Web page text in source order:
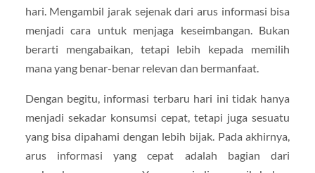
hari. Mengambil jarak sejenak dari arus informasi bisa
menjadi cara untuk menjaga keseimbangan. Bukan
berarti mengabaikan, tetapi lebih kepada memilih
mana yang benar-benar relevan dan bermanfaat.
Dengan begitu, informasi terbaru hari ini tidak hanya
menjadi sekadar konsumsi cepat, tetapi juga sesuatu
yang bisa dipahami dengan lebih bijak. Pada akhirnya,
arus informasi yang cepat adalah bagian dari